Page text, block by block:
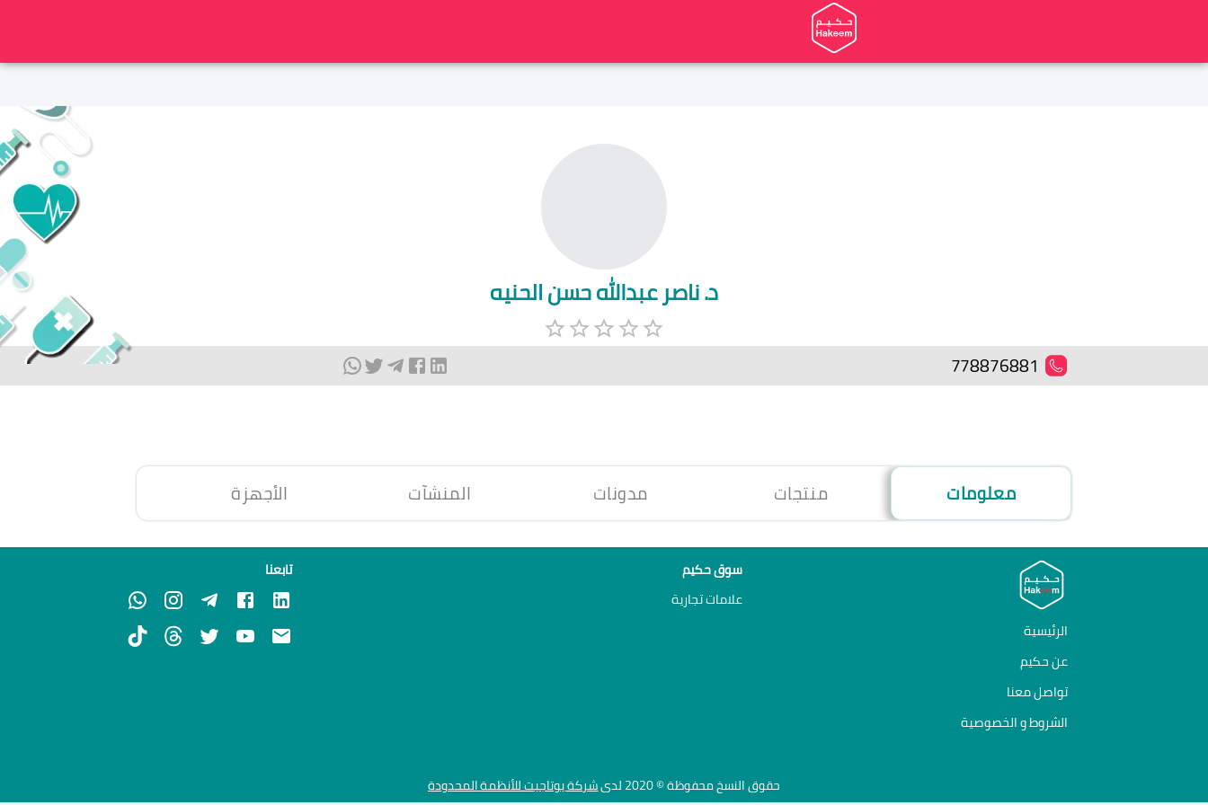
د. ناصر عبدالله حسن الحنيه
778876881
معلومات منتجات مدونات المنشآت الأجهزة
الرئيسية
عن حكيم
تواصل معنا
الشروط و الخصوصية
سوق حكيم
علامات تجارية
تابعنا
حقوق النسخ محفوظة © 2020 لدى شركة يوتاجيت للأنظمة المحدودة